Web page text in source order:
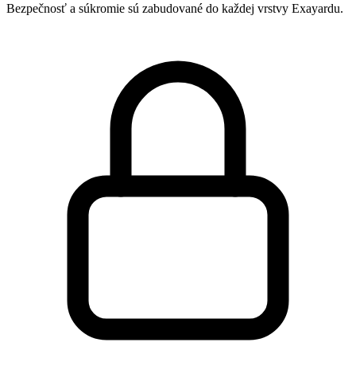
Bezpečnosť a súkromie sú zabudované do každej vrstvy Exayardu.